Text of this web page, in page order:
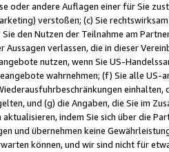
oder andere Auflagen einer für Sie
verstoßen; (c) Sie
den Nutzen der Teilnahme am
Aussagen verlassen, die in dieser
nutzen, wenn Sie US-
wahrnehmen; (f) Sie alle
und (g) die Angaben, die Sie im
aktualisieren, indem Sie sich über die
und übernehmen keine
können, und wir sind nicht für